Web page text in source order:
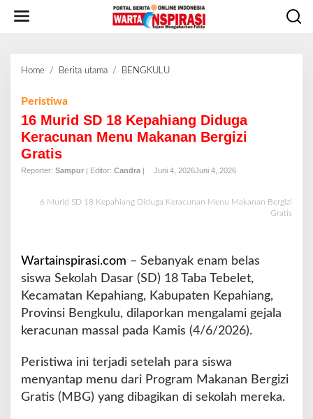
Home / Berita utama / BENGKULU
u
r
i
S
a
h
i
g
d
Peristiwa
16 Murid SD 18 Kepahiang Diduga
Keracunan Menu Makanan Bergizi
Gratis
Reporter: Sampur | Editor: Candra | Juni 4, 2026Juni 4, 2026
6 Murid SD 18 Kepahiang Diduga Keracunan Menu Makanan Bergizi
Gratis
Wartainspirasi.com – Sebanyak enam belas
siswa Sekolah Dasar (SD) 18 Taba Tebelet,
Kecamatan Kepahiang, Kabupaten Kepahiang,
Provinsi Bengkulu, dilaporkan mengalami gejala
keracunan massal pada Kamis (4/6/2026).
Peristiwa ini terjadi setelah para siswa
menyantap menu dari Program Makanan Bergizi
Gratis (MBG) yang dibagikan di sekolah mereka.